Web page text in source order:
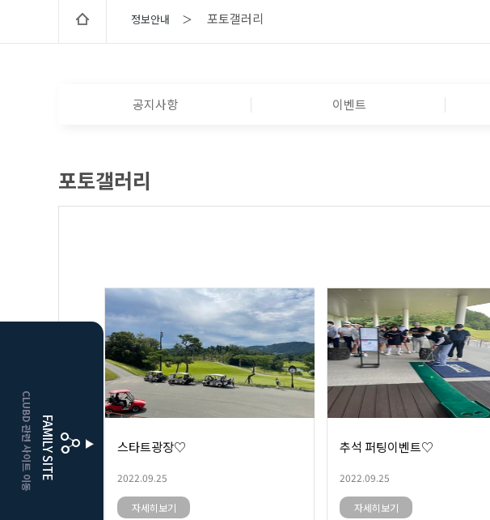
FAMILY SITE
CLUBD 관련 사이트 이동
HOME
거창
클럽디더플레이어스
정보안내 ＞ 포토갤러리
공지사항 이벤트
포토갤러리
스타트광장♡
2022.09.25
자세히보기
추석 퍼팅이벤트♡
2022.09.25
자세히보기